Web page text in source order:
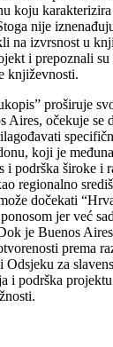
koju
nije
na izvrsnost u
i prepoznali
književnosti.
proširuje
očekuje se
koji je
i podrška široke i
regionalno
dočekati
jer već
je Buenos
prema
za
i podrška